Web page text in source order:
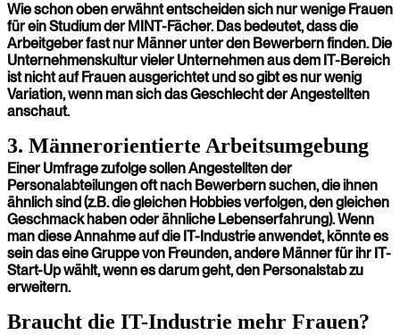
Wie schon oben erwähnt entscheiden sich nur wenige Frauen
für ein Studium der MINT-Fächer. Das bedeutet, dass die
Arbeitgeber fast nur Männer unter den Bewerbern finden. Die
Unternehmenskultur vieler Unternehmen aus dem IT-Bereich
ist nicht auf Frauen ausgerichtet und so gibt es nur wenig
Variation, wenn man sich das Geschlecht der Angestellten
anschaut.
3. Männerorientierte Arbeitsumgebung
Einer Umfrage zufolge sollen Angestellten der
Personalabteilungen oft nach Bewerbern suchen, die ihnen
ähnlich sind (z.B. die gleichen Hobbies verfolgen, den gleichen
Geschmack haben oder ähnliche Lebenserfahrung). Wenn
man diese Annahme auf die IT-Industrie anwendet, könnte es
sein das eine Gruppe von Freunden, andere Männer für ihr IT-
Start-Up wählt, wenn es darum geht, den Personalstab zu
erweitern.
Braucht die IT-Industrie mehr Frauen?